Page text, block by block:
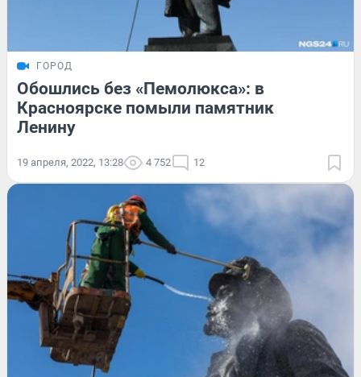
ГОРОД
Обошлись без «Пемолюкса»: в
Красноярске помыли памятник
Ленину
19 апреля, 2022, 13:28 4 752 12